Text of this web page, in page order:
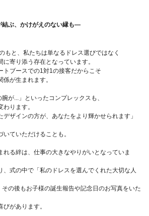
結ぶ、かけがえのない縁も―
もと、私たちは単なるドレス選びではなく
寄り添う存在となっています。
トブースでの1対1の接客だからこそ
が生まれます。
腕が...」といったコンプレックスも、
ります。
デザインの方が、あなたをより輝かせられます」
ていただけることも。
れる絆は、仕事の大きなやりがいとなっていま
、式の中で「私のドレスを選んでくれた大切な人
の後もお子様の誕生報告や記念日のお写真をいた
があります。